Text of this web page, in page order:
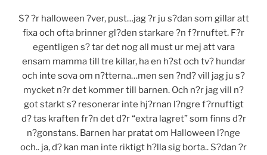
S? ?r halloween ?ver, pust…jag ?r ju s?dan som gillar att
fixa och ofta brinner gl?den starkare ?n f?rnuftet. F?r
egentligen s? tar det nog all must ur mej att vara
ensam mamma till tre killar, ha en h?st och tv? hundar
och inte sova om n?tterna…men sen ?nd? vill jag ju s?
mycket n?r det kommer till barnen. Och n?r jag vill n?
got starkt s? resonerar inte hj?rnan l?ngre f?rnuftigt
d? tas kraften fr?n det d?r “extra lagret” som finns d?r
n?gonstans. Barnen har pratat om Halloween l?nge
och.. ja, d? kan man inte riktigt h?lla sig borta.. S?dan ?r